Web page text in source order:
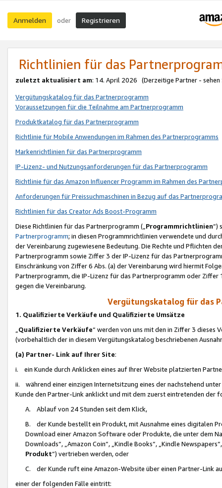
Anmelden oder Registrieren
Richtlinien für das
zuletzt aktualisiert am: 14. April 2026 (Derzeitige Partner - sehen
Vergütungskatalog für das Partnerprogramm
Voraussetzungen für die Teilnahme am Partnerprogramm
Produktkatalog für das Partnerprogramm
Richtlinie für Mobile Anwendungen im Rahmen des Partnerprogramms
Markenrichtlinien für das Partnerprogramm
IP-Lizenz- und Nutzungsanforderungen für das Partnerprogramm
Richtlinie für das Amazon Influencer Programm im Rahmen des
Anforderungen für Preissuchmaschinen in Bezug auf das
Richtlinien für das Creator Ads Boost-Programm
Diese Richtlinien für das Partnerprogramm („Programmrichtlinien“)
Partnerprogramm; in diesen Programmrichtlinien verwendete und
der Vereinbarung zugewiesene Bedeutung. Die Rechte und Pflichten
Partnerprogramm sowie Ziffer 3 der IP-Lizenz für das
Einschränkung von Ziffer 6 Abs. (a) der Vereinbarung wird hiermit
Partnerprogramm, die IP-Lizenz für das Partnerprogramm oder
gegen die Vereinbarung.
Vergütungskatalog für das
1. Qualifizierte Verkäufe und Qualifizierte Umsätze
Qualifizierte Verkäufe“ werden von uns mit den in Ziffer 3
(vorbehaltlich der in diesem Vergütungskatalog beschriebenen
(a) Partner- Link auf Ihrer Site:
i. ein Kunde durch Anklicken eines auf Ihrer Website platzierten
ii. während einer einzigen Internetsitzung eines der nachstehend
Kunde den Partner-Link anklickt und mit dem zuerst eintretenden der
A. Ablauf von 24 Stunden seit dem Klick,
B. der Kunde bestellt ein Produkt, mit Ausnahme eines digitalen
Download einer Amazon Software oder Produkte, die unter dem
Downloads“, „Amazon Coin“, „Kindle Books“, „Kindle
Produkt“) vertrieben werden, oder
C. der Kunde ruft eine Amazon-Website über einen Partner-Link
einer der folgenden Fälle eintritt: